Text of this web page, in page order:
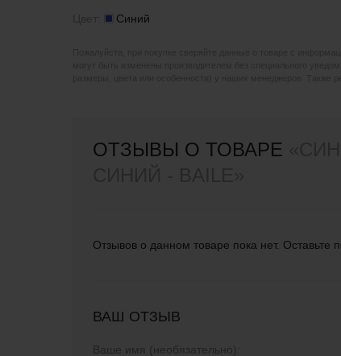
Синий
ОТЗЫВЫ О ТОВАРЕ
Отзывов о данном товаре пока нет. Оставьте
ВАШ ОТЗЫВ
Ваше имя (необязательно):